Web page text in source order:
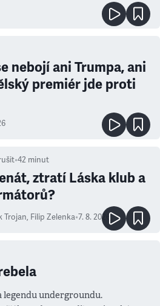
nebojí ani Trumpa, ani
premiér jde proti
•42 minut
ztratí Láska klub a
Trojan, Filip Zelenka•7. 8. 2026
legendu undergroundu.